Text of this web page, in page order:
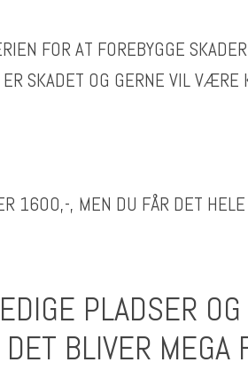
FOR AT FOREBYGGE SKADER
SKADET OG GERNE VIL VÆRE
1600,-, MEN DU FÅR DET
PLADSER
BLIVER MEGA